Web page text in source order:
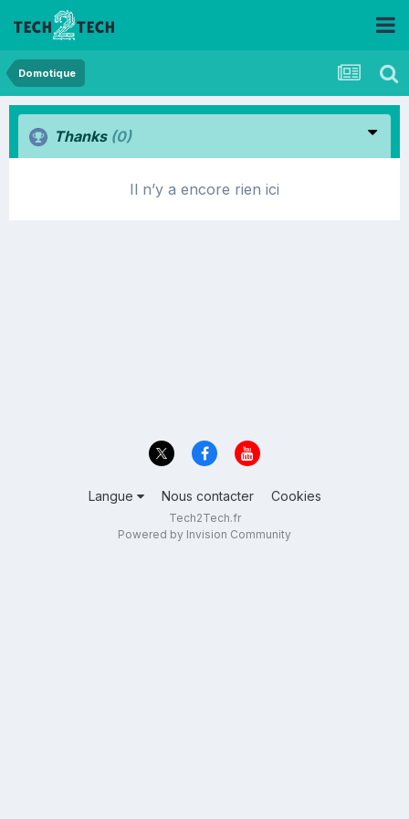
Domotique
Thanks (0)
Il n’y a encore rien ici
Langue Nous contacter Cookies
Tech2Tech.fr
Powered by Invision Community